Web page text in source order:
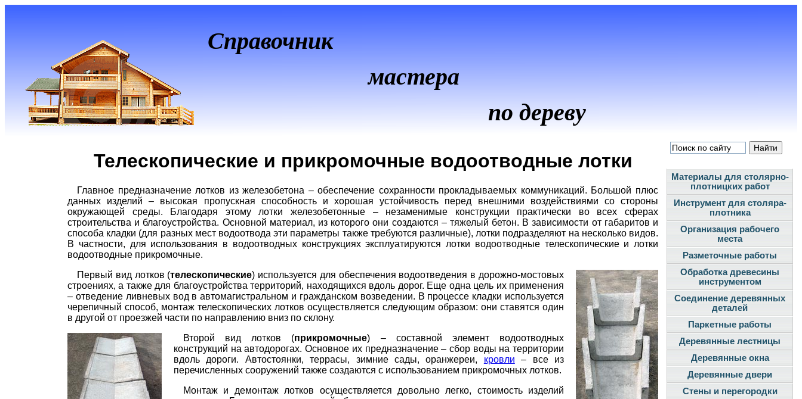
Справочник
мастера
по дереву
Телескопические и прикромочные водоотводные лотки
Главное предназначение лотков из железобетона – обеспечение сохранности прокладываемых коммуникаций. Большой плюс
данных изделий – высокая пропускная способность и хорошая устойчивость перед внешними воздействиями со стороны
окружающей среды. Благодаря этому лотки железобетонные – незаменимые конструкции практически во всех сферах
строительства и благоустройства. Основной материал, из которого они создаются – тяжелый бетон. В зависимости от габаритов и
способа кладки (для разных мест водоотвода эти параметры также требуются различные), лотки подразделяют на несколько видов.
В частности, для использования в водоотводных конструкциях эксплуатируются лотки водоотводные телескопические и лотки
водоотводные прикромочные.
Первый вид лотков (телескопические) используется для обеспечения водоотведения в дорожно-мостовых
строениях, а также для благоустройства территорий, находящихся вдоль дорог. Еще одна цель их применения
– отведение ливневых вод в автомагистральном и гражданском возведении. В процессе кладки используется
черепичный способ, монтаж телескопических лотков осуществляется следующим образом: они ставятся один
в другой от проезжей части по направлению вниз по склону.
Второй вид лотков (прикромочные) – составной элемент водоотводных
конструкций на автодорогах. Основное их предназначение – сбор воды на территории
вдоль дороги. Автостоянки, террасы, зимние сады, оранжереи, кровли – все из
перечисленных сооружений также создаются с использованием прикромочных лотков.
Монтаж и демонтаж лотков осуществляется довольно легко, стоимость изделий
Материалы для столярно-
плотницких работ
Инструмент для столяра-
плотника
Организация рабочего
места
Разметочные работы
Обработка древесины
инструментом
Соединение деревянных
деталей
Паркетные работы
Деревянные лестницы
Деревянные окна
Деревянные двери
Стены и перегородки